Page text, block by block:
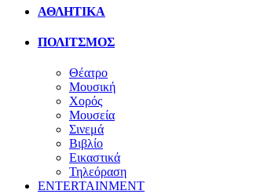
ΑΘΛΗΤΙΚΑ
ΠΟΛΙΤΣΜΟΣ
Θέατρο
Μουσική
Χορός
Μουσεία
Σινεμά
Βιβλίο
Εικαστικά
Τηλεόραση
ENTERTAINMENT